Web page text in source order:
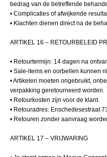
bedrag van de betreffende
• Complicaties of afwijkende
• Klachten dienen direct na de
ARTIKEL 16 – RETOURBELEID
• Retourtermijn: 14 dagen na
• Sale-items en oorbellen kunnen
• Artikelen moeten ongebruikt,
verpakking geretourneerd worden.
• Retourkosten zijn voor de klant.
• Retouradres: Enschedesestraat
• Retouren zonder aanvraag
ARTIKEL 17 – VRIJWARING